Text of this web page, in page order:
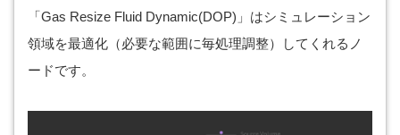
「Gas Resize Fluid Dynamic(DOP)」はシミュレーション
領域を最適化（必要な範囲に毎処理調整）してくれるノ
ードです。